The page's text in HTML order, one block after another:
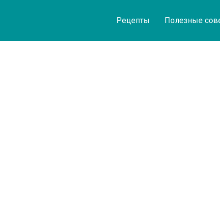
Рецепты Полезные